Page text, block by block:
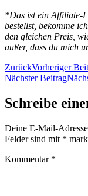
*Das ist ein Affiliate-
bestellst, bekomme
den gleichen Preis,
außer, dass du mich
ZurückVorheriger
Nächster Beitrag
Schreibe
Deine E-Mail-
Felder sind mit *
Kommentar *